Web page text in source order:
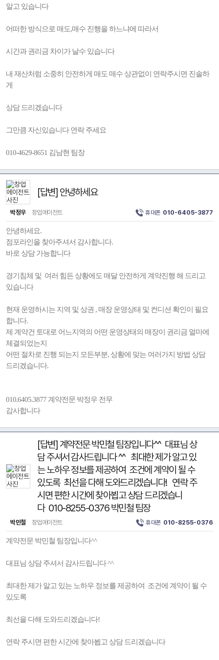
알고 있습니다
어떠한 방식으로 매도,매수 진행을 하느냐에 따라서
시간과 권리금 차이가 날수 있습니다
내 재산처럼 소중히 안전하게 매도 매수 상관없이 연락주시면 진솔하
게
상담 드리겠습니다
그만큼 자신있습니다 연락 주세요
010-4629-8651 김남현 팀장
[답변] 안녕하세요
박정우 창업에이전트 휴대폰 010-6405-3877
안녕하세요.
점포라인을 찾아주셔서 감사합니다.
바로 상담 가능합니다
경기침체 및 여러 힘든 상황에도 매달 안전하게 계약진행 해 드리고
있습니다
현재 운영하시는 지역 및 상권 , 매장 운영상태 및 컨디션 확인이 필요
합니다.
제 계약건 토대로 어느지역의 어떤 운영상태의 매장이 권리금 얼마에
체결되었는지
어떤 절차로 진행 되는지 모든부분, 상황에 맞는 여러가지 방법 상담
드리겠습니다.
010.6405.3877 계약전문 박정우 전무
감사합니다
[답변] 계약전문 박민철 팀장입니다^^ 대표님 상
담 주셔서 감사드립니다 ^^ 최대한 제가 알고 있
는 노하우 정보를 제공하여 조건에 계약이 될 수
있도록 최선을 다해 도와드리겠습니다! 연락 주
시면 편한 시간에 찾아뵙고 상담 드리겠습니
다 010-8255-0376 박민철 팀장
박민철 창업에이전트 휴대폰 010-8255-0376
계약전문 박민철 팀장입니다^^
대표님 상담 주셔서 감사드립니다 ^^
최대한 제가 알고 있는 노하우 정보를 제공하여 조건에 계약이 될 수
있도록
최선을 다해 도와드리겠습니다!
연락 주시면 편한 시간에 찾아뵙고 상담 드리겠습니다